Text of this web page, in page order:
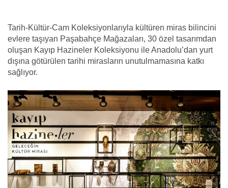
Tarih-Kültür-Cam Koleksiyonlarıyla kültüren miras bilincini
evlere taşıyan Paşabahçe Mağazaları, 30 özel tasarımdan
oluşan Kayıp Hazineler Koleksiyonu ile Anadolu’dan yurt
dışına götürülen tarihi mirasların unutulmamasına katkı
sağlıyor.